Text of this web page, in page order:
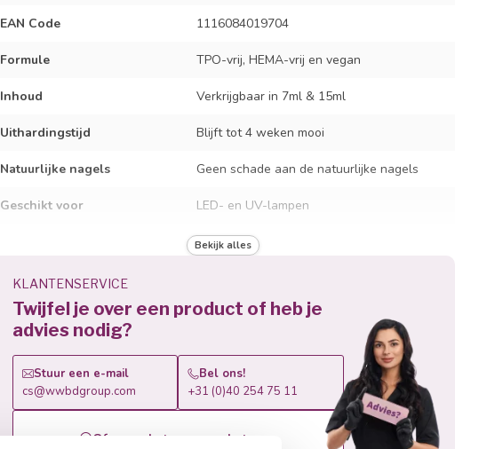
EAN Code 1116084019704
Formule TPO-vrij, HEMA-vrij en vegan
Inhoud Verkrijgbaar in 7ml & 15ml
Uithardingstijd Blijft tot 4 weken mooi
Natuurlijke nagels Geen schade aan de natuurlijke nagels
Geschikt voor LED- en UV-lampen
30 sec. LED / 120 sec. UV
Verwijdering
Bekijk alles
KLANTENSERVICE
Twijfel je over een product of heb je
advies nodig?
Stuur een e-mail
cs@wwbdgroup.com
Bel ons!
+31 (0)40 254 75 11
Of vraag het ons op whatsapp